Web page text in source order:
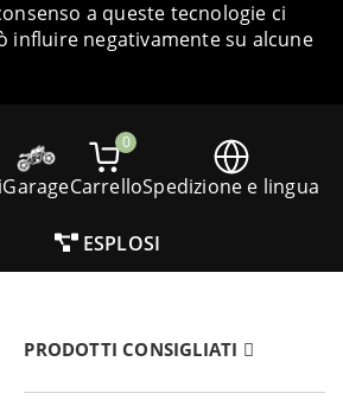
a queste tecnologie ci
influire negativamente su alcune
Garage
0
CarrelloSpedizione e lingua
ESPLOSI
PRODOTTI CONSIGLIATI